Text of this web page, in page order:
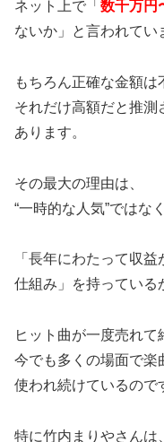
ネット上で「 数千万円
ないか」と言われてい
もちろん正確な金額は
それだけ高額だと推測
あります。
その最大の理由は、
“一時的な人気”ではなく
「長年にわたって収
仕組み」を持っている
ヒット曲が一度売れて
今でも多くの場面で楽
使われ続けているので
特に竹内まりやさんは、